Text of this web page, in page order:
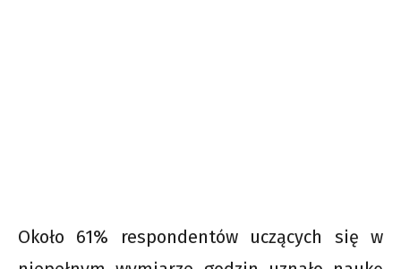
Około 61% respondentów uczących się w